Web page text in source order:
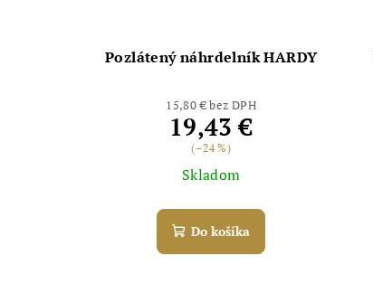
Pozlátený náhrdelník HARDY
15,80 € bez DPH
19,43 €
(–24 %)
Skladom
Do košíka